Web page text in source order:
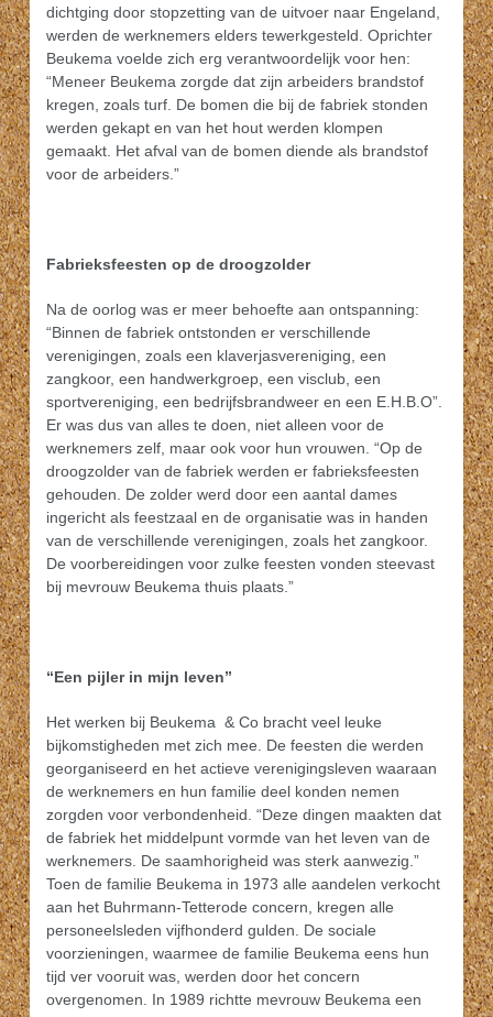
dichtging door stopzetting van de uitvoer naar Engeland,
werden de werknemers elders tewerkgesteld. Oprichter
Beukema voelde zich erg verantwoordelijk voor hen:
“Meneer Beukema zorgde dat zijn arbeiders brandstof
kregen, zoals turf. De bomen die bij de fabriek stonden
werden gekapt en van het hout werden klompen
gemaakt. Het afval van de bomen diende als brandstof
voor de arbeiders.”
Fabrieksfeesten op de droogzolder
Na de oorlog was er meer behoefte aan ontspanning:
“Binnen de fabriek ontstonden er verschillende
verenigingen, zoals een klaverjasvereniging, een
zangkoor, een handwerkgroep, een visclub, een
sportvereniging, een bedrijfsbrandweer en een E.H.B.O”.
Er was dus van alles te doen, niet alleen voor de
werknemers zelf, maar ook voor hun vrouwen. “Op de
droogzolder van de fabriek werden er fabrieksfeesten
gehouden. De zolder werd door een aantal dames
ingericht als feestzaal en de organisatie was in handen
van de verschillende verenigingen, zoals het zangkoor.
De voorbereidingen voor zulke feesten vonden steevast
bij mevrouw Beukema thuis plaats.”
“Een pijler in mijn leven”
Het werken bij Beukema & Co bracht veel leuke
bijkomstigheden met zich mee. De feesten die werden
georganiseerd en het actieve verenigingsleven waaraan
de werknemers en hun familie deel konden nemen
zorgden voor verbondenheid. “Deze dingen maakten dat
de fabriek het middelpunt vormde van het leven van de
werknemers. De saamhorigheid was sterk aanwezig.”
Toen de familie Beukema in 1973 alle aandelen verkocht
aan het Buhrmann-Tetterode concern, kregen alle
personeelsleden vijfhonderd gulden. De sociale
voorzieningen, waarmee de familie Beukema eens hun
tijd ver vooruit was, werden door het concern
overgenomen. In 1989 richtte mevrouw Beukema een